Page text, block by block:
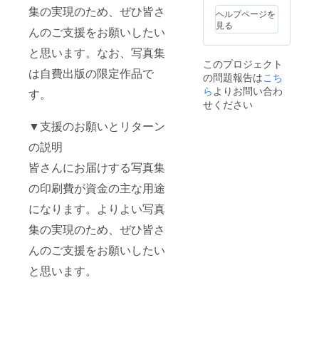
集の実現のため、ぜひ皆さ
んのご支援をお願いしたい
と思います。なお、写真集
は自費出版の限定作品で
す。
▼支援のお願いとリターン
の説明
皆さんにお届けする写真集
の印刷費が資金の主な用途
になります。よりよい写真
集の実現のため、ぜひ皆さ
んのご支援をお願いしたい
と思います。
ヘルプページを
見る
このプロジェクト
の問題報告はこち
ら よりお問い合わ
せください